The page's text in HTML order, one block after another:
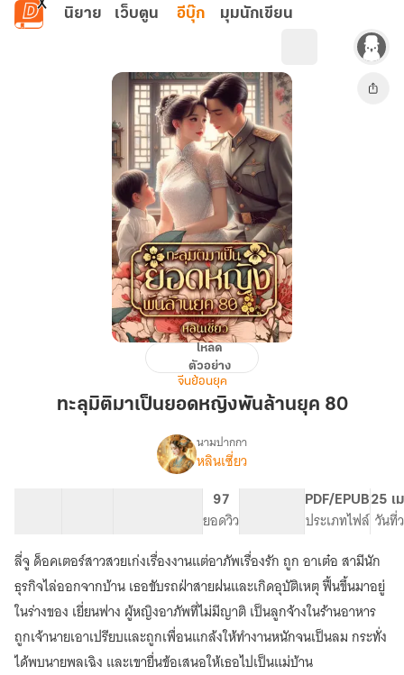
ข้ามไปยังเนื้อหาหลัก
นิยาย เว็บตูน อีบุ๊ก มุมนักเขียน
มา
โหลด
ตัวอย่าง
จีนย้อนยุค
ทะลุมิติมาเป็นยอดหญิงพันล้านยุค 80
เรื่อง
มิติ
มา
เป็น
ยอด
หญิง
พัน
ล้าน
ยุค
80
นามปากกา
หลินเซี่ยว
97
ยอดวิว
PDF/EPUB
ประเภทไฟล์
25 เ
วันที่
ลี่จู ด็อคเตอร์สาวสวยเก่งเรื่องงานแต่อาภัพเรื่องรัก ถูก อาเต๋อ สามีนัก
ธุรกิจไล่ออกจากบ้าน เธอขับรถฝ่าสายฝนและเกิดอุบัติเหตุ ฟื้นขึ้นมาอยู่
ในร่างของ เยี่ยนฟาง ผู้หญิงอาภัพที่ไม่มีญาติ เป็นลูกจ้างในร้านอาหาร
ถูกเจ้านายเอาเปรียบและถูกเพื่อนแกล้งให้ทำงานหนักจนเป็นลม กระทั่ง
ได้พบนายพลเฉิง และเขายื่นข้อเสนอให้เธอไปเป็นแม่บ้าน